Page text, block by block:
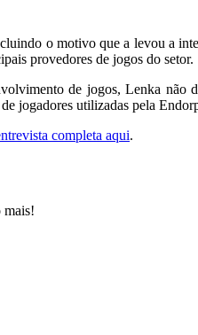
o motivo que a levou a
provedores de jogos do setor.
de jogos, Lenka
jogadores utilizadas pela
completa aqui.
mais!